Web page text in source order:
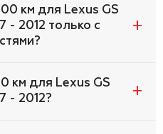
км для Lexus GS
- 2012 только с
км для Lexus GS
- 2012?